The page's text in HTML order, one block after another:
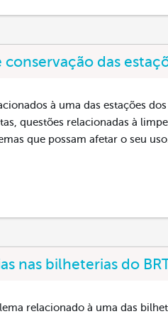
das
à uma das estações
questões relacionadas à
que possam afetar o seu uso.
nas bilheterias do
relacionado à uma das